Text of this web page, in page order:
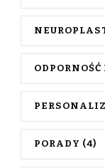
PORADY (4)